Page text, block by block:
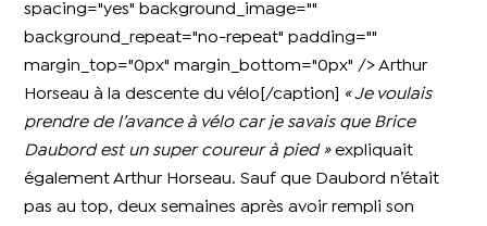
spacing="yes" background_image=""
background_repeat="no-repeat" padding=""
margin_top="0px" margin_bottom="0px" /> Arthur
Horseau à la descente du vélo[/caption]
« Je voulais
prendre de l’avance à vélo car je savais que Brice
Daubord est un super coureur à pied »expliquait
également Arthur Horseau. Sauf que Daubord n’était
pas au top, deux semaines après avoir rempli son